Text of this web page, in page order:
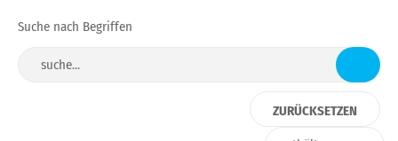
Suche nach Begriffen